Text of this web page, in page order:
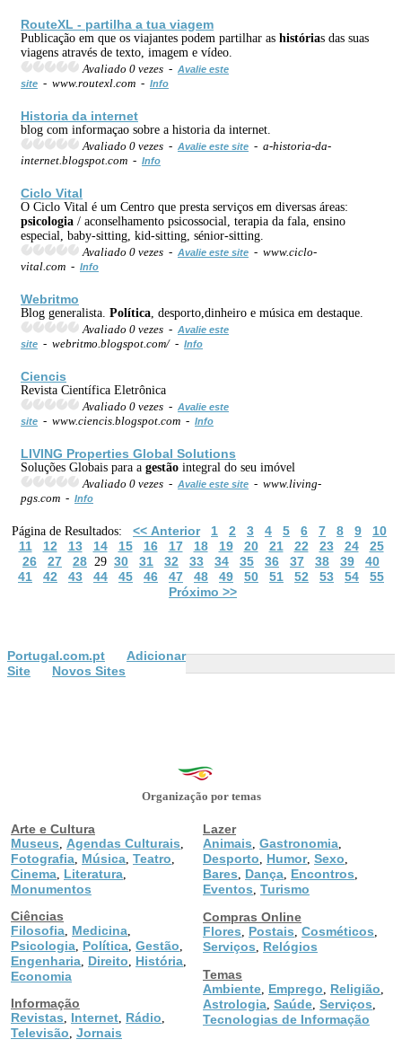
RouteXL - partilha a tua viagem
Publicação em que os viajantes podem partilhar as histórias das suas
viagens através de texto, imagem e vídeo.
Avaliado 0 vezes - Avalie este
site - www.routexl.com - Info
Historia da internet
blog com informaçao sobre a historia da internet.
Avaliado 0 vezes - Avalie este site - a-historia-da-
internet.blogspot.com - Info
Ciclo Vital
O Ciclo Vital é um Centro que presta serviços em diversas áreas:
psicologia / aconselhamento psicossocial, terapia da fala, ensino
especial, baby-sitting, kid-sitting, sénior-sitting.
Avaliado 0 vezes - Avalie este site - www.ciclo-
vital.com - Info
Webritmo
Blog generalista. Política , desporto,dinheiro e música em destaque.
Avaliado 0 vezes - Avalie este
site - webritmo.blogspot.com/ - Info
Ciencis
Revista Científica Eletrônica
Avaliado 0 vezes - Avalie este
site - www.ciencis.blogspot.com - Info
LIVING Properties Global Solutions
Soluções Globais para a gestão integral do seu imóvel
Avaliado 0 vezes - Avalie este site - www.living-
pgs.com - Info
Página de Resultados: << Anterior 1 2 3 4 5 6 7 8 9
10
11
12 13 14 15 16 17 18 19 20 21 22 23 24
25
26
27 28 29 30 31 32 33 34 35 36 37 38 39
40
41
42 43 44 45 46 47 48 49 50 51 52 53 54
55
Próximo >>
Portugal.com.pt
Adicionar
Site
Novos Sites
Organização por temas
Arte e Cultura
Museus
Agendas Culturais
Fotografia Música Teatro
Cinema Literatura
Monumentos
Ciências
Filosofia Medicina
Psicologia Política Gestão
Engenharia Direito História
Economia
Informação
Revistas
Internet Rádio
Televisão Jornais
Lazer
Animais Gastronomia
Desporto Humor, Sexo
Bares Dança Encontros
Eventos Turismo
Compras Online
Flores
Postais Cosméticos
Serviços
Relógios
Temas
Ambiente Emprego Religião
Astrologia Saúde Serviços
Tecnologias de Informação